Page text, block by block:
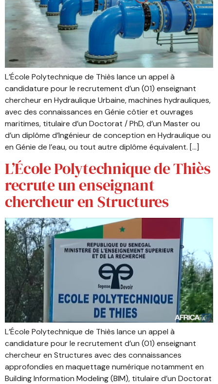
L’École Polytechnique de Thiès lance un appel à
candidature pour le recrutement d’un (01) enseignant
chercheur en Hydraulique Urbaine, machines hydrauliques,
avec des connaissances en Génie côtier et ouvrages
maritimes, titulaire d’un Doctorat / PhD, d’un Master ou
d’un diplôme d’Ingénieur de conception en Hydraulique ou
en Génie de l’eau, ou tout autre diplôme équivalent. […]
L’École Polytechnique de Thiès
recrute un enseignant
chercheur en Structures
L’École Polytechnique de Thiès lance un appel à
candidature pour le recrutement d’un (01) enseignant
chercheur en Structures avec des connaissances
approfondies en maquettage numérique notamment en
Building Information Modeling (BIM), titulaire d’un Doctorat